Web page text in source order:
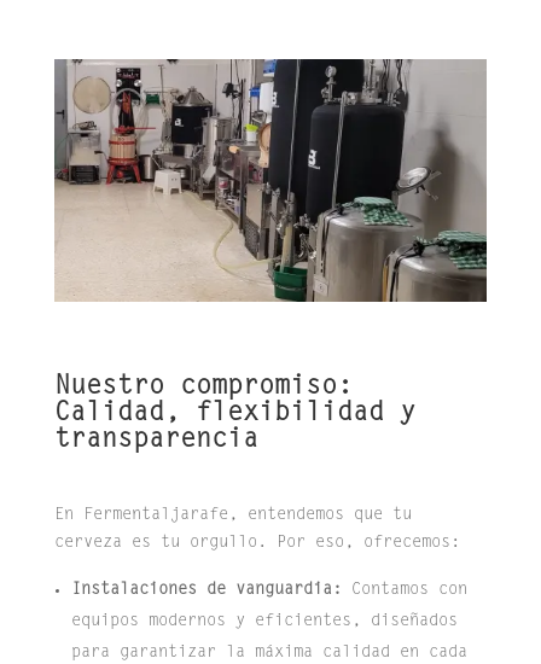
Nuestro compromiso:
Calidad, flexibilidad y
transparencia
En Fermentaljarafe, entendemos que tu
cerveza es tu orgullo. Por eso, ofrecemos:
Instalaciones de vanguardia:
Contamos con
equipos modernos y eficientes, diseñados
para garantizar la máxima calidad en cada